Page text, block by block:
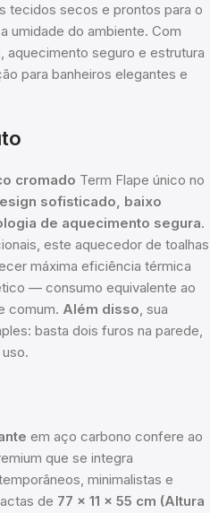
tecidos secos e prontos para o
umidade do ambiente. Com
aquecimento seguro e estrutura
para banheiros elegantes e
cromado Term Flape único no
sofisticado, baixo
de aquecimento segura.
este aquecedor de toalhas
máxima eficiência térmica
— consumo equivalente ao
comum. Além disso, sua
basta dois furos na parede,
em aço carbono confere ao
que se integra
minimalistas e
de 77 x 11 x 55 cm (Altura